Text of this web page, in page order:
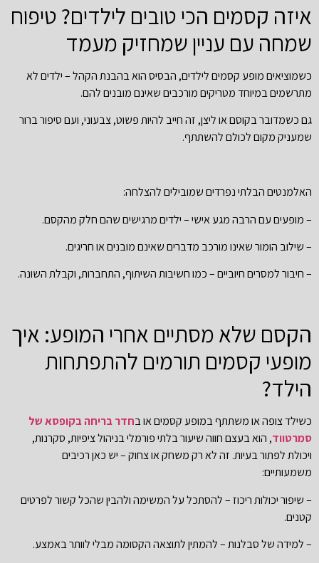
איזה קסמים הכי טובים לילדים? טיפוח
שמחה עם עניין שמחזיק מעמד
כשמוציאים מופע קסמים לילדים, הבסיס הוא בהבנת הקהל – ילדים לא
מתרשמים במיוחד מטריקים מורכבים שאינם מובנים להם.
גם כשמדובר בקוסם או ליצן, זה חייב להיות פשוט, צבעוני, ועם סיפור ברור
שמעניק מקום לכולם להשתתף.
האלמנטים הבלתי נפרדים שמובילים להצלחה:
– מופעים עם הרבה מגע אישי – ילדים מרגישים שהם חלק מהקסם.
– שילוב הומור שאינו מורכב מדברים שאינם מובנים או חריגים.
– חיבור למסרים חיוביים – כמו חשיבות השיתוף, התחברות, וקבלת השונה.
הקסם שלא מסתיים אחרי המופע: איך
מופעי קסמים תורמים להתפתחות
הילד?
כשילד צופה או משתתף במופע קסמים או בחדר בריחה בקופסא של
סמרטווד, הוא בעצם חווה שיעור בלתי פורמלי בניהול ציפיות, סקרנות,
ויכולת לפתור בעיות. זה לא רק משחק או צחוק – יש כאן רכיבים
משמעותיים:
– שיפור יכולות ריכוז – להסתכל על המשימה ולהבין שהכל קשור לפרטים
קטנים.
– למידה של סבלנות – להמתין לתוצאה הקסומה מבלי לוותר באמצע.